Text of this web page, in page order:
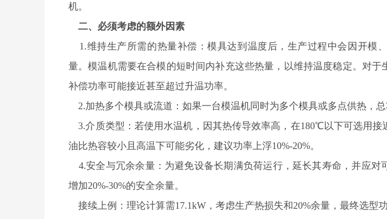
机。
二、必须考虑的额外因素
1.维持生产所需的热量补偿：模具达到温度后，生产过程中会因开模
量。模温机需要在合模的短时间内补充这些热量，以维持温度稳定。对
补偿功率可能接近甚至超过升温功率。
2.加热多个模具或流道：如果一台模温机同时为多个模具或多点供热，总
3.介质类型：若使用水温机，因其热传导效率高，在180℃以下可选用接
油比热容较小且高温下可能劣化，建议功率上浮10%-20%。
4.安全与冗余余量：为避免设备长期满负荷运行，延长其寿命，并应对
增加20%-30%的安全余量。
接续上例：理论计算需17.1kW，考虑生产热损失和20%余量，最终选型功